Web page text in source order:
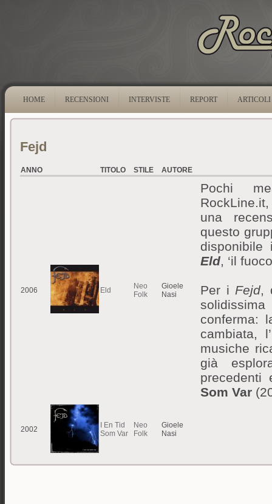
HOME RECENSIONI INTERVISTE REPORT ARTICOLI
Fejd
ANNO TITOLO STILE AUTORE
2006 Eld
Neo
Folk
Gioele
Nasi
Pochi
una
questo
Eld, ‘il
Per i Fejd,
conferma:
cambiata,
musiche
già
Som Var
2002
I En Tid
Som Var
Neo
Folk
Gioele
Nasi